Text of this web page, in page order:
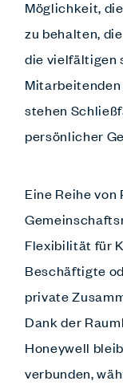
Möglichkeit,
zu behalten,
die vielfältigen
stehen
persönlicher
Eine Reihe
Flexibilität für
Beschäftigte
private
Dank der
Honeywell
verbunden,